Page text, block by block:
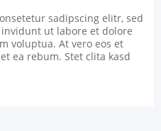
sadipscing elitr, sed
ut labore et dolore
voluptua. At vero eos et
ea rebum. Stet clita kasd
amet, consetetur sadipscing